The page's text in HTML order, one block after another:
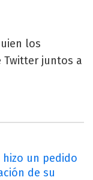
los
Twitter juntos a
hizo un pedido
de su